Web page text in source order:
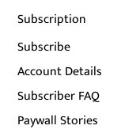
Subscription
Subscribe
Account Details
Subscriber FAQ
Paywall Stories